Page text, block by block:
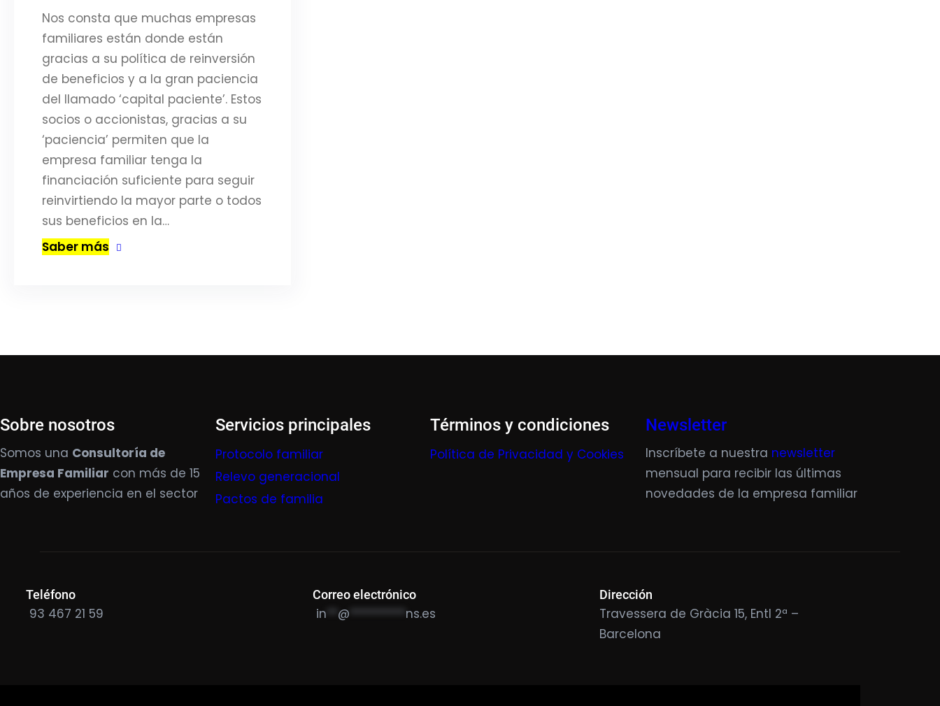
Nos consta que muchas empresas
familiares están donde están
gracias a su política de reinversión
de beneficios y a la gran paciencia
del llamado ‘capital paciente’. Estos
socios o accionistas, gracias a su
‘paciencia’ permiten que la
empresa familiar tenga la
financiación suficiente para seguir
reinvirtiendo la mayor parte o todos
sus beneficios en la…
Saber más
Sobre nosotros
Somos una Consultoría de
Empresa Familiar con más de 15
años de experiencia en el sector
Servicios principales
Protocolo familiar
Relevo generacional
Pactos de familia
Términos y condiciones
Política de Privacidad y Cookies
Newsletter
Inscríbete a nuestra newsletter
mensual para recibir las últimas
novedades de la empresa familiar
Teléfono
93 467 21 59
Correo electrónico
in @ ********** ns.es
Dirección
Travessera de Gràcia 15, Entl 2ª –
Barcelona